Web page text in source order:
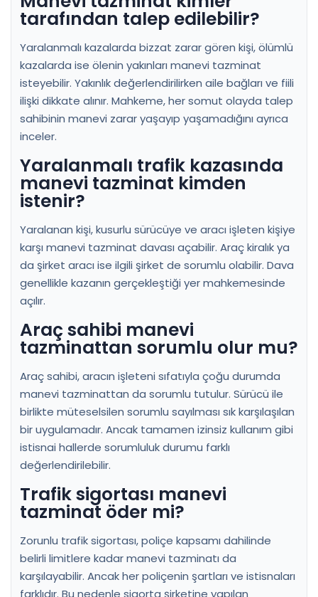
tarafından talep edilebilir?
Yaralanmalı kazalarda bizzat zarar gören kişi, ölümlü
kazalarda ise ölenin yakınları manevi tazminat
isteyebilir. Yakınlık değerlendirilirken aile bağları ve fiili
ilişki dikkate alınır. Mahkeme, her somut olayda talep
sahibinin manevi zarar yaşayıp yaşamadığını ayrıca
inceler.
Yaralanmalı trafik kazasında
manevi tazminat kimden
istenir?
Yaralanan kişi, kusurlu sürücüye ve aracı işleten kişiye
karşı manevi tazminat davası açabilir. Araç kiralık ya
da şirket aracı ise ilgili şirket de sorumlu olabilir. Dava
genellikle kazanın gerçekleştiği yer mahkemesinde
açılır.
Araç sahibi manevi
tazminattan sorumlu olur mu?
Araç sahibi, aracın işleteni sıfatıyla çoğu durumda
manevi tazminattan da sorumlu tutulur. Sürücü ile
birlikte müteselsilen sorumlu sayılması sık karşılaşılan
bir uygulamadır. Ancak tamamen izinsiz kullanım gibi
istisnai hallerde sorumluluk durumu farklı
değerlendirilebilir.
Trafik sigortası manevi
tazminat öder mi?
Zorunlu trafik sigortası, poliçe kapsamı dahilinde
belirli limitlere kadar manevi tazminatı da
karşılayabilir. Ancak her poliçenin şartları ve istisnaları